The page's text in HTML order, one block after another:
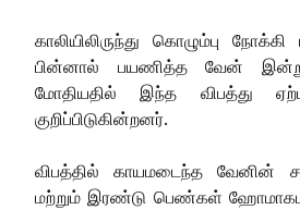
காலியிலிருந்து கொழும்பு
பின்னால் பயணித்த வேன்
மோதியதில் இந்த விபத்து
குறிப்பிடுகின்றனர்.
விபத்தில் காயமடைந்த வேனின்
மற்றும் இரண்டு பெண்கள்